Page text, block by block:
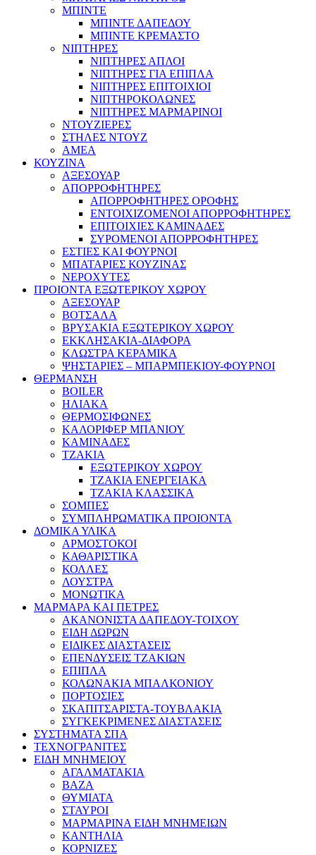
ΜΠΙΝΤΕ
ΜΠΙΝΤΕ ΔΑΠΕΔΟΥ
ΜΠΙΝΤΕ ΚΡΕΜΑΣΤΟ
ΝΙΠΤΗΡΕΣ
ΝΙΠΤΗΡΕΣ ΑΠΛΟΙ
ΝΙΠΤΗΡΕΣ ΓΙΑ ΕΠΙΠΛΑ
ΝΙΠΤΗΡΕΣ ΕΠΙΤΟΙΧΙΟΙ
ΝΙΠΤΗΡΟΚΟΛΩΝΕΣ
ΝΙΠΤΗΡΕΣ ΜΑΡΜΑΡΙΝΟΙ
ΝΤΟΥΖΙΕΡΕΣ
ΣΤΗΛΕΣ ΝΤΟΥΖ
ΑΜΕΑ
ΚΟΥΖΙΝΑ
ΑΞΕΣΟΥΑΡ
ΑΠΟΡΡΟΦΗΤΗΡΕΣ
ΑΠΟΡΡΟΦΗΤΗΡΕΣ ΟΡΟΦΗΣ
ΕΝΤΟΙΧΙΖΟΜΕΝΟΙ ΑΠΟΡΡΟΦΗΤΗΡΕΣ
ΕΠΙΤΟΙΧΙΕΣ ΚΑΜΙΝΑΔΕΣ
ΣΥΡΟΜΕΝΟΙ ΑΠΟΡΡΟΦΗΤΗΡΕΣ
ΕΣΤΙΕΣ ΚΑΙ ΦΟΥΡΝΟΙ
ΜΠΑΤΑΡΙΕΣ ΚΟΥΖΙΝΑΣ
ΝΕΡΟΧΥΤΕΣ
ΠΡΟΙΟΝΤΑ ΕΞΩΤΕΡΙΚΟΥ ΧΩΡΟΥ
ΑΞΕΣΟΥΑΡ
ΒΟΤΣΑΛΑ
ΒΡΥΣΑΚΙΑ ΕΞΩΤΕΡΙΚΟΥ ΧΩΡΟΥ
ΕΚΚΛΗΣΑΚΙΑ-ΔΙΑΦΟΡΑ
ΚΛΩΣΤΡΑ ΚΕΡΑΜΙΚΑ
ΨΗΣΤΑΡΙΕΣ – ΜΠΑΡΜΠΕΚΙΟΥ-ΦΟΥΡΝΟΙ
ΘΕΡΜΑΝΣΗ
BOILER
ΗΛΙΑΚΑ
ΘΕΡΜΟΣΙΦΩΝΕΣ
ΚΑΛΟΡΙΦΕΡ ΜΠΑΝΙΟΥ
ΚΑΜΙΝΑΔΕΣ
ΤΖΑΚΙΑ
ΕΞΩΤΕΡΙΚΟΥ ΧΩΡΟΥ
ΤΖΑΚΙΑ ΕΝΕΡΓΕΙΑΚΑ
ΤΖΑΚΙΑ ΚΛΑΣΣΙΚΑ
ΣΟΜΠΕΣ
ΣΥΜΠΛΗΡΩΜΑΤΙΚΑ ΠΡΟΙΟΝΤΑ
ΔΟΜΙΚΑ ΥΛΙΚΑ
ΑΡΜΟΣΤΟΚΟΙ
ΚΑΘΑΡΙΣΤΙΚΑ
ΚΟΛΛΕΣ
ΛΟΥΣΤΡΑ
ΜΟΝΩΤΙΚΑ
ΜΑΡΜΑΡΑ ΚΑΙ ΠΕΤΡΕΣ
ΑΚΑΝΟΝΙΣΤΑ ΔΑΠΕΔΟΥ-ΤΟΙΧΟΥ
ΕΙΔΗ ΔΩΡΩΝ
ΕΙΔΙΚΕΣ ΔΙΑΣΤΑΣΕΙΣ
ΕΠΕΝΔΥΣΕΙΣ ΤΖΑΚΙΩΝ
ΕΠΙΠΛΑ
ΚΟΛΩΝΑΚΙΑ ΜΠΑΛΚΟΝΙΟΥ
ΠΟΡΤΟΣΙΕΣ
ΣΚΑΠΙΤΣΑΡΙΣΤΑ-ΤΟΥΒΛΑΚΙΑ
ΣΥΓΚΕΚΡΙΜΕΝΕΣ ΔΙΑΣΤΑΣΕΙΣ
ΣΥΣΤΗΜΑΤΑ ΣΠΑ
ΤΕΧΝΟΓΡΑΝΙΤΕΣ
ΕΙΔΗ ΜΝΗΜΕΙΟΥ
ΑΓΑΛΜΑΤΑΚΙΑ
ΒΑΖΑ
ΘΥΜΙΑΤΑ
ΣΤΑΥΡΟΙ
ΜΑΡΜΑΡΙΝΑ ΕΙΔΗ ΜΝΗΜΕΙΩΝ
ΚΑΝΤΗΛΙΑ
ΚΟΡΝΙΖΕΣ